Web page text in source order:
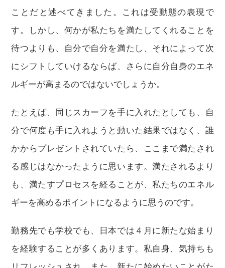
ことだと述べてきました。これは受動態の表現で
す。しかし、何かが私たちを満たしてくれることを
待つよりも、自分で自分を満たし、それによって次
にシフトしていけるならば、さらに自分自身のエネ
ルギーが高まるのではないでしょうか。
たとえば、同じスカーフを手に入れたとしても、自
分で何度も手に入れようと動いた結果ではなく、誰
かからプレゼントされていたら、ここまで満たされ
る感じはなかったように思います。満たされるより
も、満たすプロセスを経ることが、私たちのエネル
ギーを高めるポイントになるように思うのです。
勤務先でも学校でも、日本では４月に新たな始まり
を経験することが多くあります。私自身、気持ちも